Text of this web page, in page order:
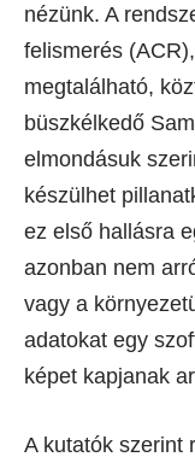
nézünk. A
felismerés
megtalálható,
büszkélkedő
elmondásuk
készülhet
ez első hallásra
azonban nem
vagy a
adatokat egy
képet kapjanak
A kutatók szerint